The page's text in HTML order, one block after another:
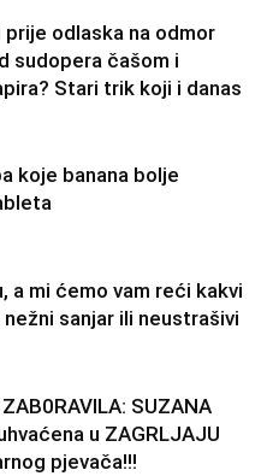
odlaska na odmor
sudopera čašom i
Stari trik koji i danas
koje banana bolje
a mi ćemo vam reći kakvi
sanjar ili neustrašivi
SUZANA
u ZAGRLJAJU
pjevača!!!